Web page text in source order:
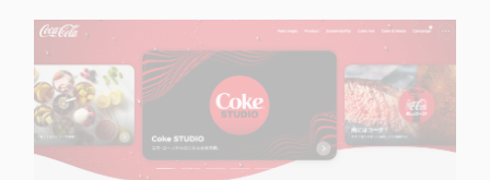
その他 （1件）
お客様インタビュー